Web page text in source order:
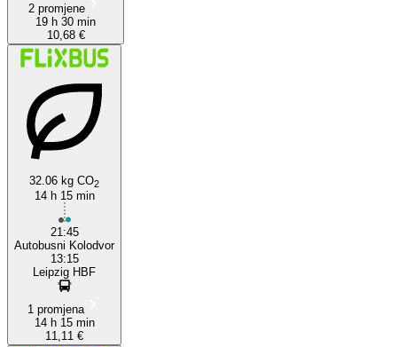
2 promjene
19 h 30 min
10,68 €
32.06 kg CO2
14 h 15 min
21:45
Autobusni Kolodvor
13:15
Leipzig HBF
1 promjena
14 h 15 min
11,11 €